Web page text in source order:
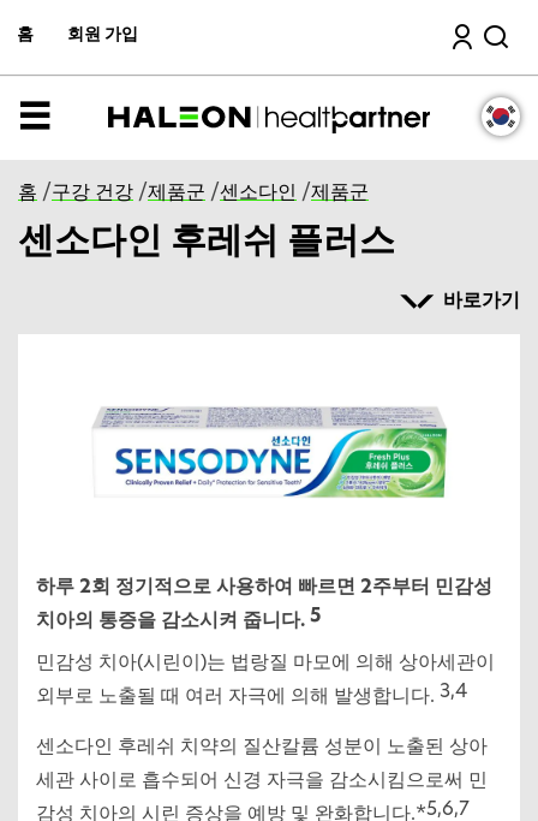
홈 회원 가입 검색
메
홈 /구강 건강 /제품군 /센소다인 /제품군
센소다인 후레쉬 플러스
바로가기
하루 2회 정기적으로 사용하여 빠르면 2주부터 민감성
치아의 통증을 감소시켜 줍니다. 5
민감성 치아(시린이)는 법랑질 마모에 의해 상아세관이
외부로 노출될 때 여러 자극에 의해 발생합니다. 3,4
센소다인 후레쉬 치약의 질산칼륨 성분이 노출된 상아
세관 사이로 흡수되어 신경 자극을 감소시킴으로써 민
감성 치아의 시린 증상을 예방 및 완화합니다.*5,6,7